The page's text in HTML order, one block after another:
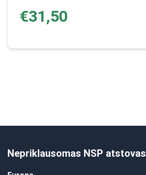
€31,50
Nepriklausomas NSP atstovas